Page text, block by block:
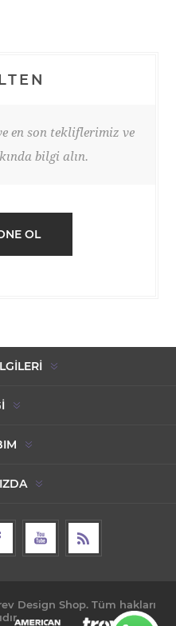
en son tekliflerimiz ve
bilgi alın.
OL
Design Shop. Tüm hakları